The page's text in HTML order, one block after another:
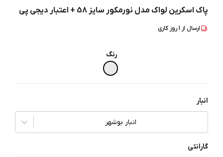
پاک اسکرین لواک مدل نورمکور سایز 58 + اعتبار دیجی پی
ارسال از 1روز کاری
رنگ
انبار
انبار بوشهر
گارانتی